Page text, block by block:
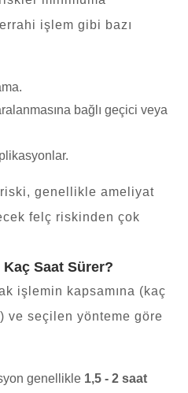
işlem gibi bazı
bağlı geçici veya
riski, genellikle ameliyat
felç riskinden çok
Kaç Saat Sürer?
işlemin kapsamına (kaç
ve seçilen yönteme göre
genellikle 1,5 - 2 saat